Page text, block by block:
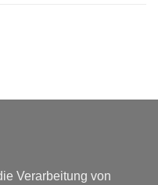
Verarbeitung von